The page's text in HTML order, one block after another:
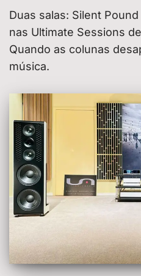
Duas salas: Silent
nas Ultimate Sessions
Quando as colunas
música.